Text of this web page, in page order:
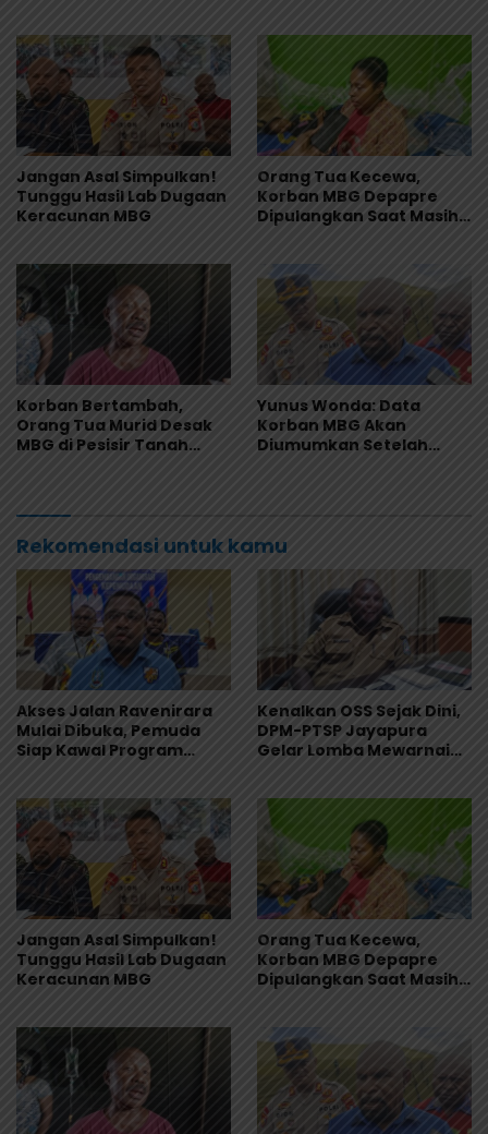
Jangan Asal Simpulkan!
Tunggu Hasil Lab Dugaan
Keracunan MBG
Orang Tua Kecewa,
Korban MBG Depapre
Dipulangkan Saat Masih
Korban Bertambah,
Orang Tua Murid Desak
MBG di Pesisir Tanah
Yunus Wonda: Data
Korban MBG Akan
Diumumkan Setelah
Rekomendasi untuk kamu
Akses Jalan Ravenirara
Mulai Dibuka, Pemuda
Siap Kawal Program
Kenalkan OSS Sejak Dini,
DPM-PTSP Jayapura
Gelar Lomba Mewarnai
Jangan Asal Simpulkan!
Tunggu Hasil Lab Dugaan
Keracunan MBG
Orang Tua Kecewa,
Korban MBG Depapre
Dipulangkan Saat Masih